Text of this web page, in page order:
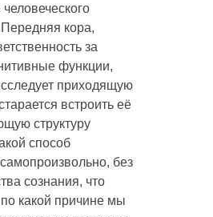
Передняя кора,
за
функции,
приходящую
встроить её
структуру
способ
без
сознания, что
по какой причине мы